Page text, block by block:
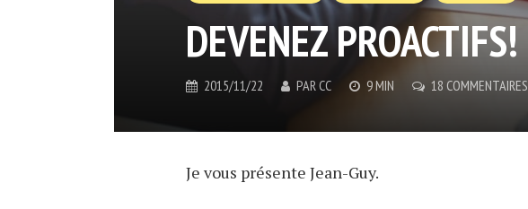
DEVENEZ PROACTIFS!
2015/11/22 PARCC 9 MIN 18 COMMENTAIRES
Je vous présente Jean-Guy.